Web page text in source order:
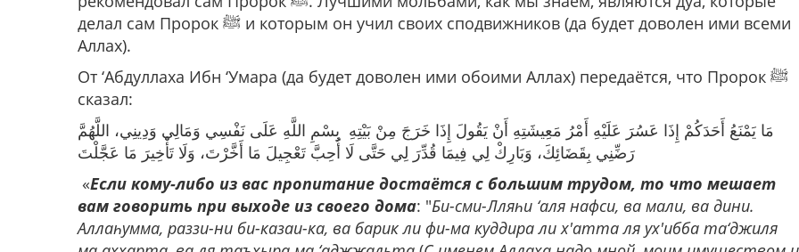
делал сам Пророк ﷺ и которым он учил своих сподвижников (да будет доволен ими всеми
Аллах).
От ‘Абдуллаха Ибн ‘Умара (да будет доволен ими обоими Аллах) передаётся, что Пророк ﷺ
сказал:
مَا يَمْنَعُ أَحَدَكُمْ إِذَا عَسُرَ عَلَيْهِ أَمْرُ مَعِيشَتِهِ أَنْ يَقُولَ إِذَا خَرَجَ مِنْ بَيْتِهِ بِسْمِ اللَّهِ عَلَى نَفْسِي وَمَالِي وَدِينِي، اللَّهُمَّ
رَضِّنِي بِقَضَائِكَ، وَبَارِكْ لِي فِيمَا قُدِّرَ لِي حَتَّى لَا أُحِبَّ تَعْجِيلَ مَا أَخَّرْتَ، وَلَا تَأْخِيرَ مَا عَجَّلْتَ
«Если кому-либо из вас пропитание достаётся с большим трудом, то что мешает
вам говорить при выходе из своего дома: "Би-сми-Лляһи ‘аля нафси, ва мали, ва дини.
Аллаһумма, раззи-ни би-казаи-ка, ва барик ли фи-ма куддира ли х'атта ля ух'ибба та‘джиля